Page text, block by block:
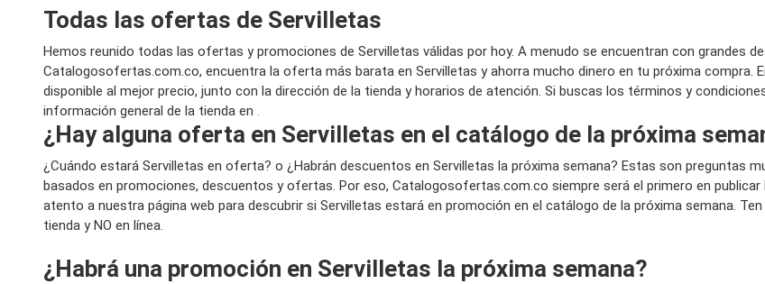
Todas las ofertas de Servilletas
Hemos reunido todas las ofertas y promociones de Servilletas válidas por hoy. A menudo se encuentran con grandes
Catalogosofertas.com.co, encuentra la oferta más barata en Servilletas y ahorra mucho dinero en tu próxima compra.
disponible al mejor precio, junto con la dirección de la tienda y horarios de atención. Si buscas los términos y
información general de la tienda en .
¿Hay alguna oferta en Servilletas en el catálogo de la próxima
¿Cuándo estará Servilletas en oferta? o ¿Habrán descuentos en Servilletas la próxima semana? Estas son preguntas
basados en promociones, descuentos y ofertas. Por eso, Catalogosofertas.com.co siempre será el primero en
atento a nuestra página web para descubrir si Servilletas estará en promoción en el catálogo de la próxima semana.
tienda y NO en línea.
¿Habrá una promoción en Servilletas la próxima semana?